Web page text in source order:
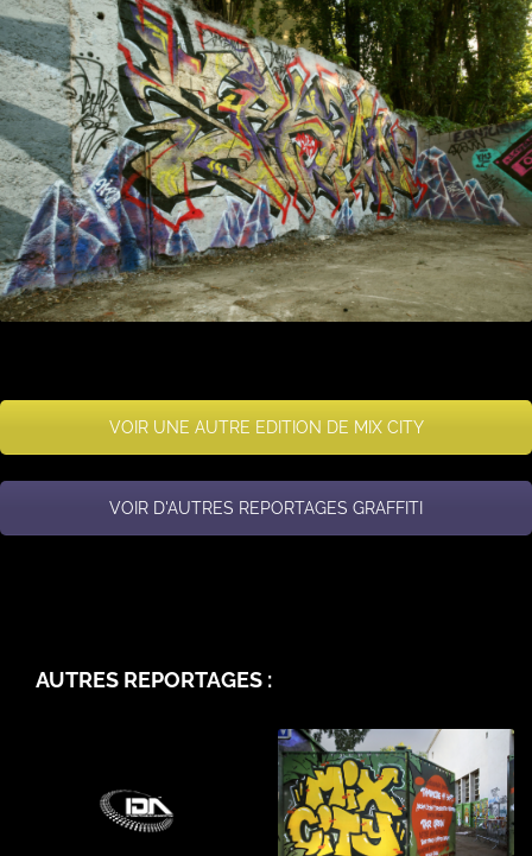
VOIR UNE AUTRE EDITION DE MIX CITY
VOIR D'AUTRES REPORTAGES GRAFFITI
AUTRES REPORTAGES :